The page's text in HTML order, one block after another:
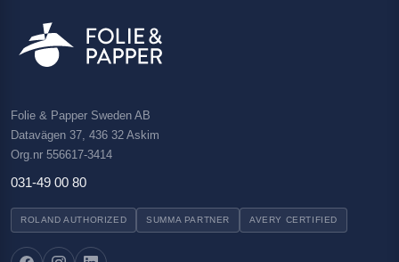
Folie & Papper Sweden AB
Datavägen 37, 436 32 Askim
Org.nr 556617-3414
031-49 00 80
ROLAND AUTHORIZED SUMMA PARTNER AVERY CERTIFIED